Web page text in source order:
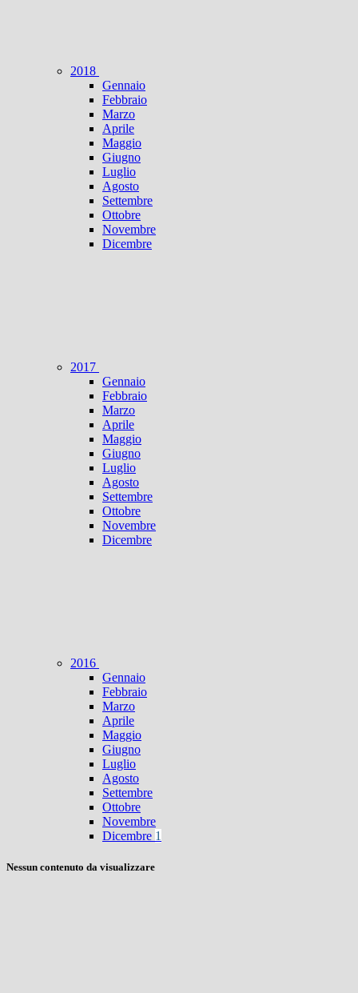
2018
Gennaio
Febbraio
Marzo
Aprile
Maggio
Giugno
Luglio
Agosto
Settembre
Ottobre
Novembre
Dicembre
2017
Gennaio
Febbraio
Marzo
Aprile
Maggio
Giugno
Luglio
Agosto
Settembre
Ottobre
Novembre
Dicembre
2016
Gennaio
Febbraio
Marzo
Aprile
Maggio
Giugno
Luglio
Agosto
Settembre
Ottobre
Novembre
Dicembre 1
Nessun contenuto da visualizzare